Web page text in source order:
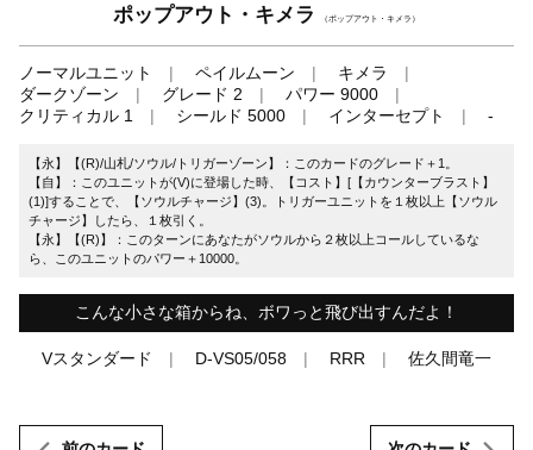
ポップアウト・キメラ （ポップアウト・キメラ）
ノーマルユニット ペイルムーン
キメラ
ダークゾーン
グレード 2
パワー 9000
クリティカル 1
シールド 5000 インターセプト -
【永】【(R)/山札/ソウル/トリガーゾーン】：このカードのグレード＋1。
【自】：このユニットが(V)に登場した時、【コスト】[【カウンターブラスト】
(1)]することで、【ソウルチャージ】(3)。トリガーユニットを１枚以上【ソウル
チャージ】したら、１枚引く。
【永】【(R)】：このターンにあなたがソウルから２枚以上コールしているな
ら、このユニットのパワー＋10000。
こんな小さな箱からね、ボワっと飛び出すんだよ！
Vスタンダード D-VS05/058 RRR 佐久間竜一